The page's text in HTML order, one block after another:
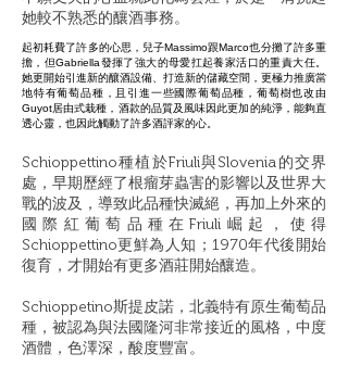
她較不熟悉的釀酒事務。
起初耗費了許多的心思，兒子Massimo跟Marco也分攤了許多重
擔，但Gabriella發揮了強大的母愛扛起養家活口的重責大任。
她更開始引進新的釀酒設備、打造新的儲藏空間，更極力推廣當
地特有葡萄品種，且引進一些國際葡萄品種，葡萄樹也改由
Guyot居由式栽種，酒款的品質及風味因此更加的純淨，能夠直
透心靈，也因此觸動了許多酒評家的心。
Schioppettino種植於Friuli與Slovenia的交界
處，早期歷經了根瘤芽蟲害的影響以及世界大
戰的波及，導致此品種快滅絕，再加上外來的
國際紅葡萄品種在Friuli崛起，使得
Schioppettino更鮮為人知；1970年代後開始
復育，才開始有更多酒莊開始釀造。
Schioppetino斯提皮諾，北義特有原生葡萄品
種，被認為與法國隆河非常接近的風格，中度
酒體，色澤深，酸度豐富。